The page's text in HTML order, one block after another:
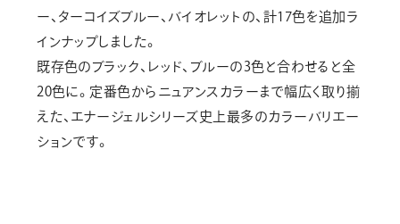
ー、ターコイズブルー、バイオレットの、計17色を追加ラ
インナップしました。
既存色のブラック、レッド、ブルーの3色と合わせると全
20色に。定番色からニュアンスカラーまで幅広く取り揃
えた、エナージェルシリーズ史上最多のカラーバリエー
ションです。